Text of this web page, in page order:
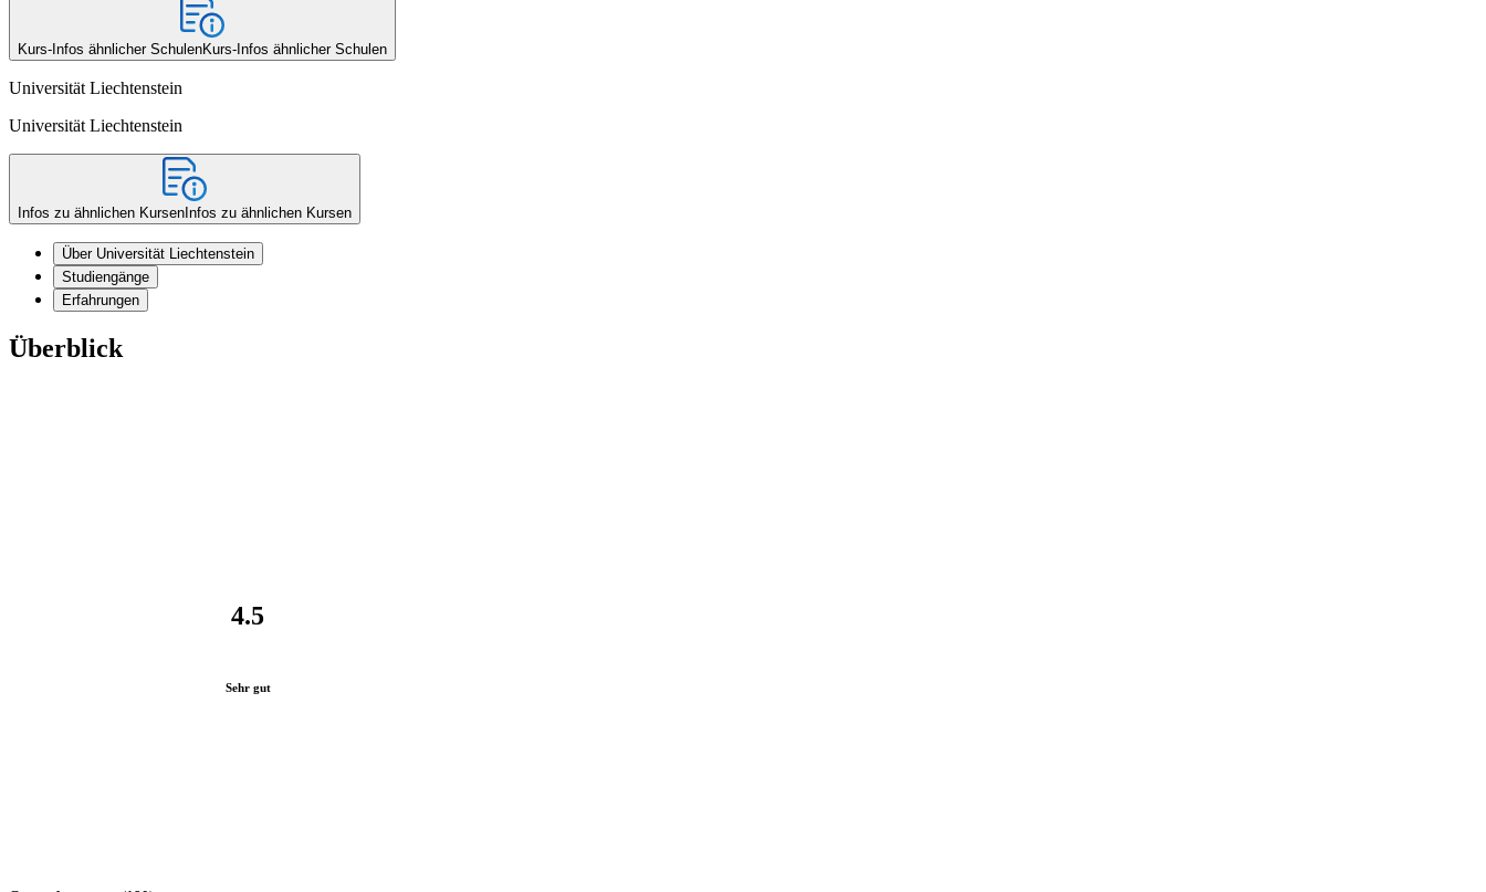
Kurs-Infos ähnlicher SchulenKurs-Infos ähnlicher Schulen
Universität Liechtenstein
Universität Liechtenstein
Infos zu ähnlichen Kursen Infos zu ähnlichen Kursen
Über Universität Liechtenstein
Studiengänge
Erfahrungen
Überblick
4.5
Sehr gut